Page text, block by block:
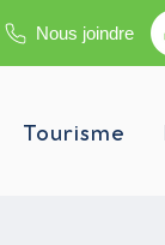
Nous joindre
Tourisme